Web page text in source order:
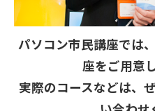
パソコン市民講座では
座をご用意
実際のコースなどは、